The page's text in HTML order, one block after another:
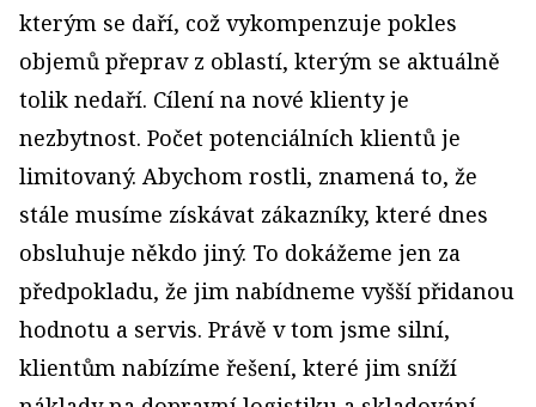
kterým se daří, což vykompenzuje pokles
objemů přeprav z oblastí, kterým se aktuálně
tolik nedaří. Cílení na nové klienty je
nezbytnost. Počet potenciálních klientů je
limitovaný. Abychom rostli, znamená to, že
stále musíme získávat zákazníky, které dnes
obsluhuje někdo jiný. To dokážeme jen za
předpokladu, že jim nabídneme vyšší přidanou
hodnotu a servis. Právě v tom jsme silní,
klientům nabízíme řešení, které jim sníží